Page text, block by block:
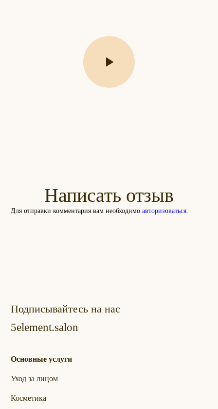
Написать отзыв
Для отправки комментария вам необходимоавторизоваться.
Подписывайтесь на нас
5element.salon
Основные услуги
Уход за лицом
Косметика